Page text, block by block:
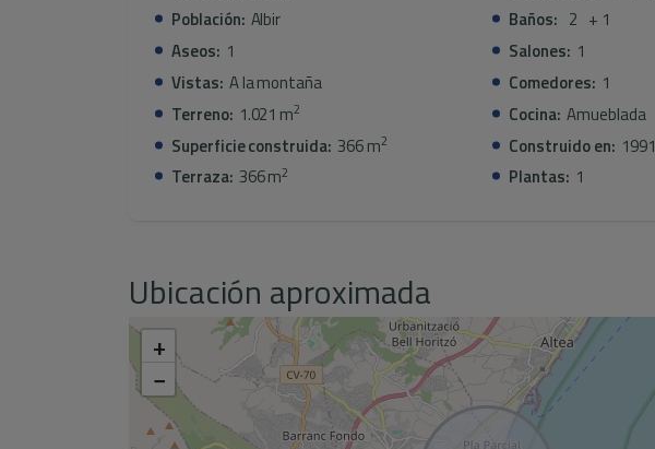
Población: Albir Baños: 2 + 1
Aseos: 1 Salones: 1
Vistas: A la montaña Comedores: 1
Terreno: 1.021 m2 Cocina: Amueblada
Superficie construida: 366 m2 Construido en: 1991
Terraza: 366 m2 Plantas: 1
Ubicación aproximada
+
−